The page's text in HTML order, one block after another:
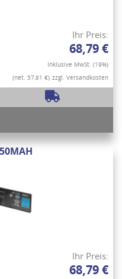
Ihr Preis:
68,79 €
Inklusive MwSt. (19%)
(net. 57,81 €) zzgl. Versandkosten
Ihr Preis:
68,79 €